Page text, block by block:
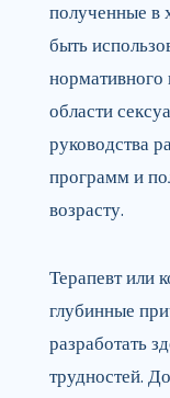
полученные в
быть
нормативного
области
руководства
программ и
возрасту.
Терапевт или
глубинные
разработать
трудностей.